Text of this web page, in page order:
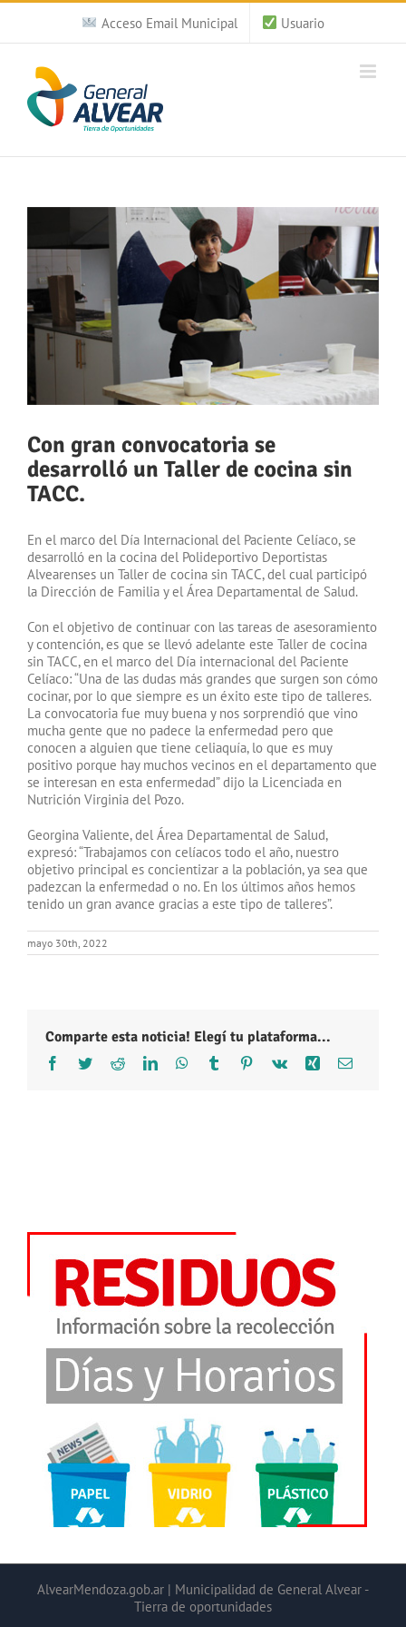
Saltar
contenido
Acceso Email Municipal Usuario
más
grande
Con gran convocatoria se
desarrolló un Taller de cocina sin
TACC.
En el marco del Día Internacional del Paciente Celíaco, se
desarrolló en la cocina del Polideportivo Deportistas
Alvearenses un Taller de cocina sin TACC, del cual participó
la Dirección de Familia y el Área Departamental de Salud.
Con el objetivo de continuar con las tareas de asesoramiento
y contención, es que se llevó adelante este Taller de cocina
sin TACC, en el marco del Día internacional del Paciente
Celíaco: “Una de las dudas más grandes que surgen son cómo
cocinar, por lo que siempre es un éxito este tipo de talleres.
La convocatoria fue muy buena y nos sorprendió que vino
mucha gente que no padece la enfermedad pero que
conocen a alguien que tiene celiaquía, lo que es muy
positivo porque hay muchos vecinos en el departamento que
se interesan en esta enfermedad” dijo la Licenciada en
Nutrición Virginia del Pozo.
Georgina Valiente, del Área Departamental de Salud,
expresó: “Trabajamos con celíacos todo el año, nuestro
objetivo principal es concientizar a la población, ya sea que
padezcan la enfermedad o no. En los últimos años hemos
tenido un gran avance gracias a este tipo de talleres”.
mayo 30th, 2022
Comparte esta noticia! Elegí tu plataforma...
Facebook
TwitterRedditLinkedInWhatsApp
Tumblr Pinterest
Vk Xing Correo
AlvearMendoza.gob.ar | Municipalidad de General Alvear -
Tierra de oportunidades